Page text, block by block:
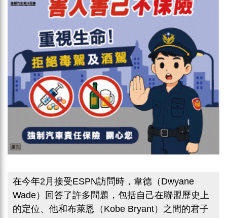
在今年2月接受ESPN訪問時，韋德（Dwyane
Wade）回答了許多問題，包括自己在聯盟歷史上
的定位、他和布萊恩（Kobe Bryant）之間的君子